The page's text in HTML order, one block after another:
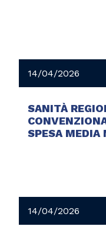
14/04/2026
SANITÀ
SPESA MEDIA
14/04/2026